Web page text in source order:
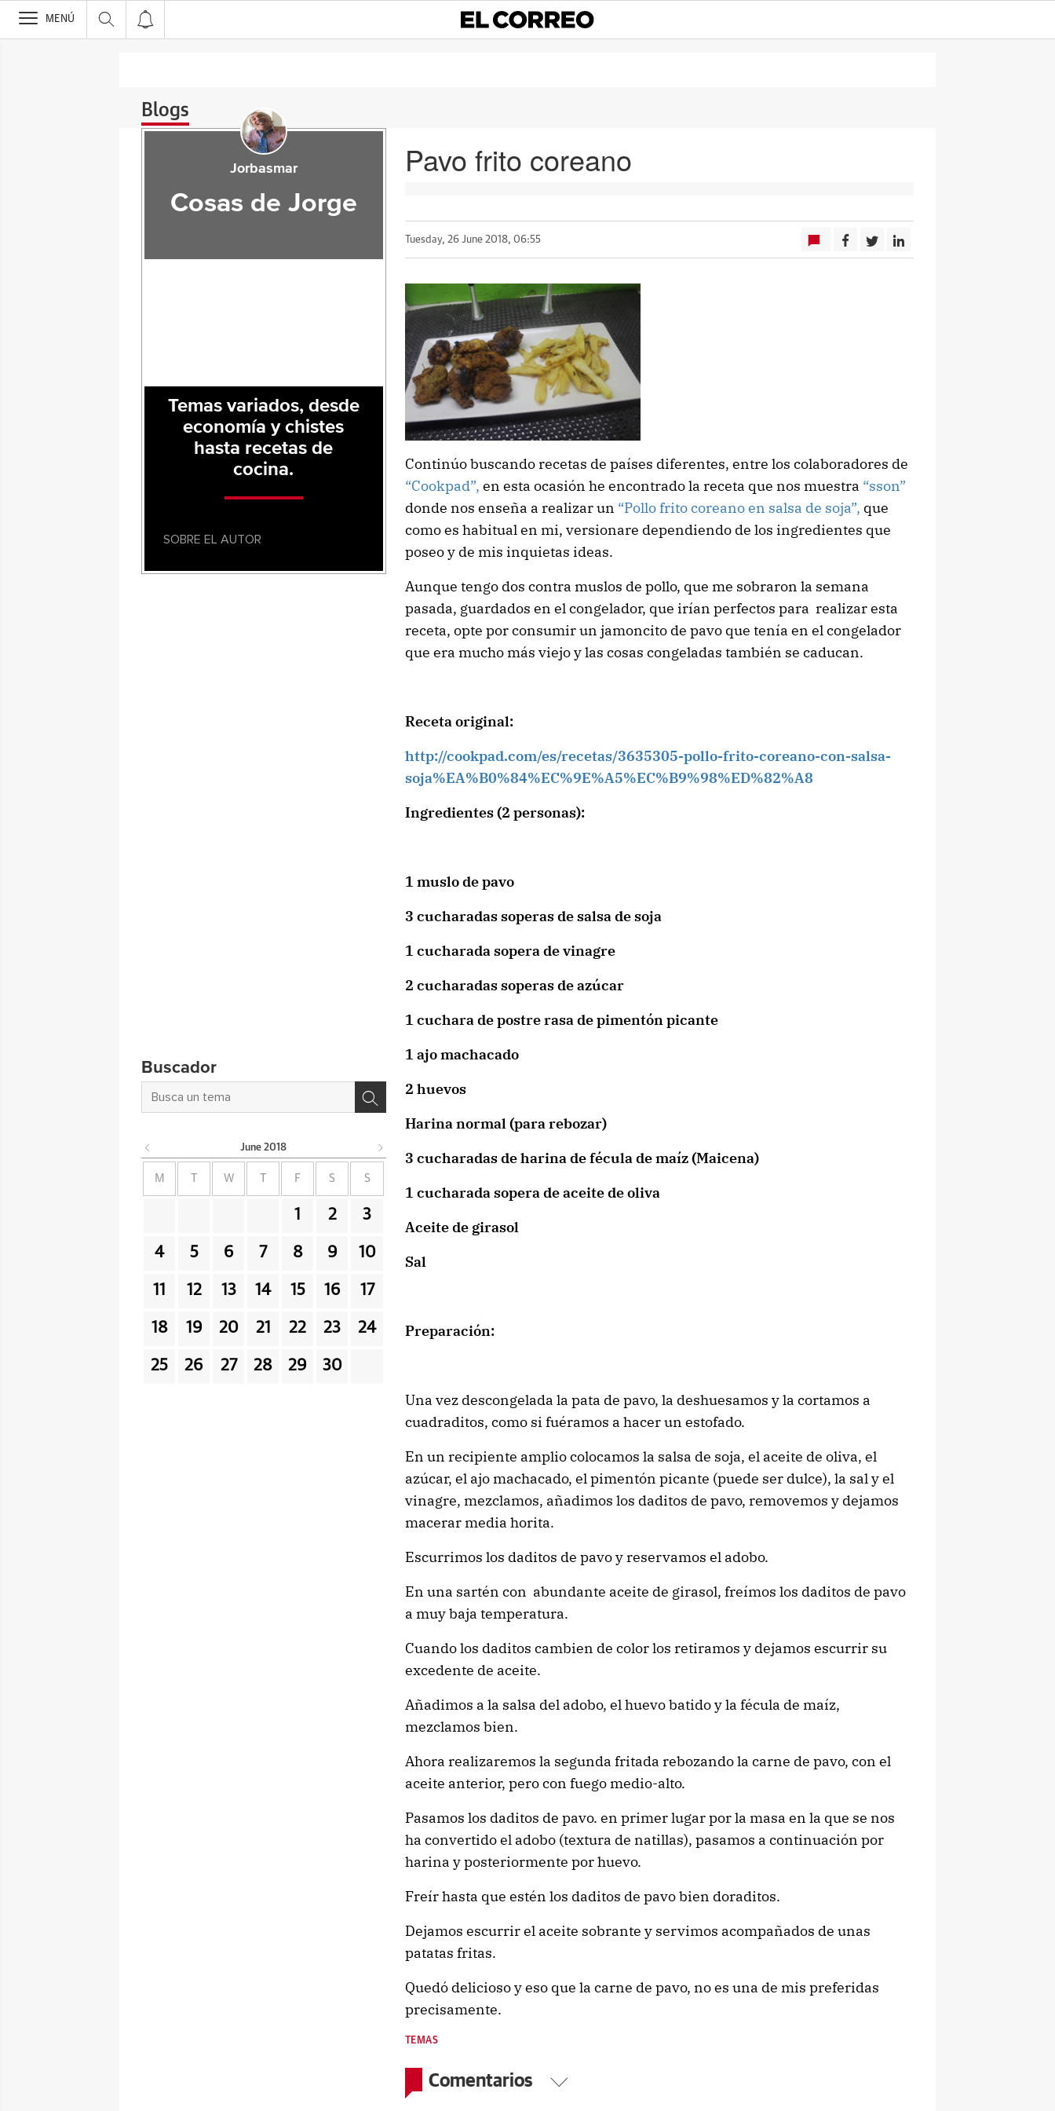
>
MENÚ
Blogs
Pavo frito coreano
Tuesday, 26 June 2018, 06:55
Continúo buscando recetas de países diferentes, entre los colaboradores de
“Cookpad”, en esta ocasión he encontrado la receta que nos muestra “sson”
donde nos enseña a realizar un “Pollo frito coreano en salsa de soja”, que
como es habitual en mi, versionare dependiendo de los ingredientes que
poseo y de mis inquietas ideas.
Aunque tengo dos contra muslos de pollo, que me sobraron la semana
pasada, guardados en el congelador, que irían perfectos para realizar esta
receta, opte por consumir un jamoncito de pavo que tenía en el congelador
que era mucho más viejo y las cosas congeladas también se caducan.
Receta original:
http://cookpad.com/es/recetas/3635305-pollo-frito-coreano-con-salsa-
soja%EA%B0%84%EC%9E%A5%EC%B9%98%ED%82%A8
Ingredientes (2 personas):
1 muslo de pavo
3 cucharadas soperas de salsa de soja
1 cucharada sopera de vinagre
2 cucharadas soperas de azúcar
1 cuchara de postre rasa de pimentón picante
1 ajo machacado
2 huevos
Harina normal (para rebozar)
3 cucharadas de harina de fécula de maíz (Maicena)
1 cucharada sopera de aceite de oliva
Aceite de girasol
Sal
Preparación:
Una vez descongelada la pata de pavo, la deshuesamos y la cortamos a
cuadraditos, como si fuéramos a hacer un estofado.
En un recipiente amplio colocamos la salsa de soja, el aceite de oliva, el
azúcar, el ajo machacado, el pimentón picante (puede ser dulce), la sal y el
vinagre, mezclamos, añadimos los daditos de pavo, removemos y dejamos
macerar media horita.
Escurrimos los daditos de pavo y reservamos el adobo.
En una sartén con abundante aceite de girasol, freímos los daditos de pavo
a muy baja temperatura.
Cuando los daditos cambien de color los retiramos y dejamos escurrir su
excedente de aceite.
Añadimos a la salsa del adobo, el huevo batido y la fécula de maíz,
mezclamos bien.
Ahora realizaremos la segunda fritada rebozando la carne de pavo, con el
aceite anterior, pero con fuego medio-alto.
Pasamos los daditos de pavo. en primer lugar por la masa en la que se nos
ha convertido el adobo (textura de natillas), pasamos a continuación por
harina y posteriormente por huevo.
Freír hasta que estén los daditos de pavo bien doraditos.
Dejamos escurrir el aceite sobrante y servimos acompañados de unas
patatas fritas.
Quedó delicioso y eso que la carne de pavo, no es una de mis preferidas
precisamente.
TEMAS
Comentarios
Jorbasmar
Cosas de Jorge
Temas variados, desde
economía y chistes
hasta recetas de
cocina.
SOBRE EL AUTOR
Buscador
June 2018
M W F S S
1 2 3
4 5 6 7 8 9 10
11 12 13 14 15 16 17
18 19 20 21 22 23 24
25 26 27 28 29 30